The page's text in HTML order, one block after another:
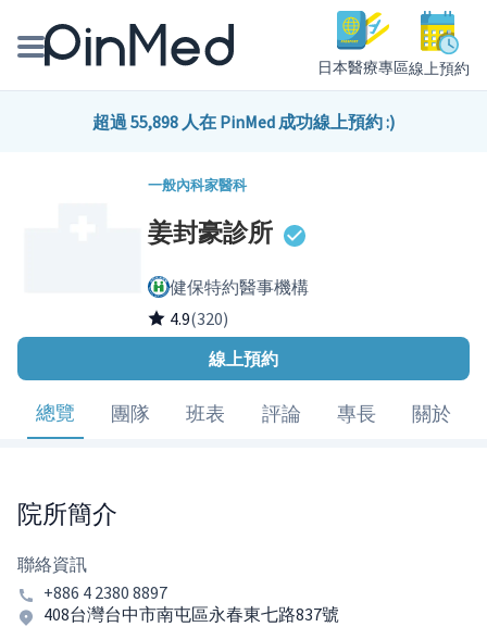
日本醫療專區線上預約
線上預約醫師、院所
我是醫療人員
超過 55,898 人在 PinMed 成功線上預約 :)
一般內科家醫科
姜封豪診所
健保特約醫事機構
4.9(320)
線上預約
總覽 團隊 班表 評論 專長 關於
院所簡介
聯絡資訊
+886 4 2380 8897
408台灣台中市南屯區永春東七路837號